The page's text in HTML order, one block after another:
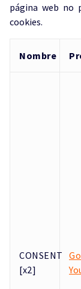
página web no
cookies.
Nombre
CONSENT
[x2]